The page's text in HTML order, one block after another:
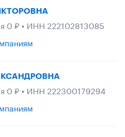
0 ₽ • ИНН 222102813085
0 ₽ • ИНН 222300179294